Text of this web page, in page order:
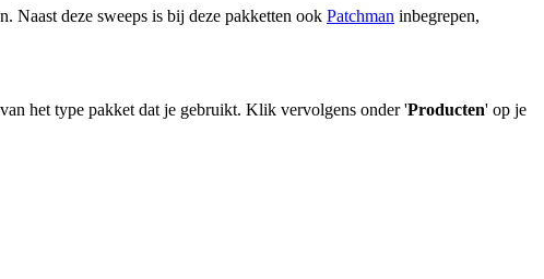
Naast deze sweeps is bij deze pakketten ook Patchman inbegrepen,
het type pakket dat je gebruikt. Klik vervolgens onder 'Producten' op je